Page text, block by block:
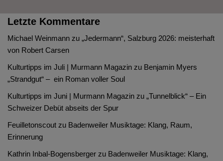
Letzte Kommentare
Michael Weinmann zu „Jedermann“, Salzburg 2026: meisterhaft
von Robert Carsen
Kulturtipps im Juli | Murmann Magazin zu Benjamin Myers
„Strandgut“ – ein Roman voller Soul
Kulturtipps im Juni | Murmann Magazin zu „Tunnelblick“ – Ein
Schweizer Debüt abseits der Spur
Feuilletonscout zu Badenweiler Musiktage: Klang, Raum,
Erinnerung
Kathrin Inbal-Bogensberger zu Badenweiler Musiktage: Klang,